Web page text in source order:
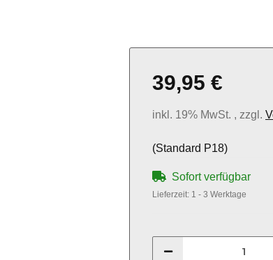
39,95 €
inkl. 19% MwSt. , zzgl.
(Standard P18)
Sofort verfügbar
Lieferzeit: 1 - 3 Werktage